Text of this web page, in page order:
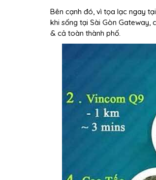
Bên cạnh đó, vì tọa lạc ngay
khi sống tại Sài Gòn Gateway,
& cả toàn thành phố.